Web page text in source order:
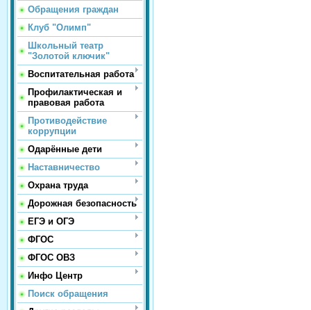
Обращения граждан
Клуб "Олимп"
Школьный театр
"Золотой ключик"
Воспитательная работа
Профилактическая и
правовая работа
Противодействие
коррупции
Одарённые дети
Наставничество
Охрана труда
Дорожная безопасность
ЕГЭ и ОГЭ
ФГОС
ФГОС ОВЗ
Инфо Центр
Поиск обращения